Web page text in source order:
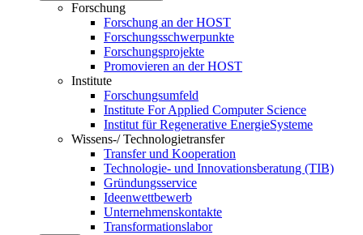
Forschung
Forschung an der HOST
Forschungsschwerpunkte
Forschungsprojekte
Promovieren an der HOST
Institute
Forschungsumfeld
Institute For Applied Computer Science
Institut für Regenerative EnergieSysteme
Wissens-/ Technologietransfer
Transfer und Kooperation
Technologie- und Innovationsberatung (TIB)
Gründungsservice
Ideenwettbewerb
Unternehmenskontakte
Transformationslabor